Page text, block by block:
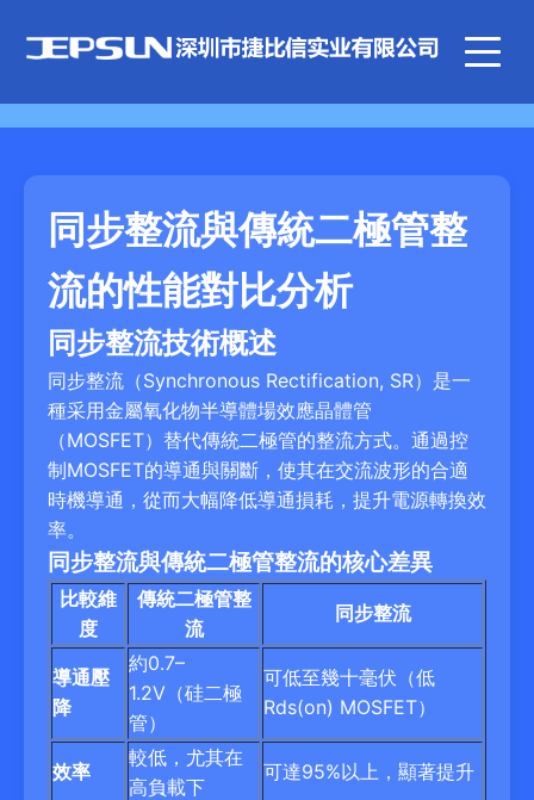
同步整流與傳統二極管整
流的性能對比分析
同步整流技術概述
同步整流（Synchronous Rectification, SR）是一
種采用金屬氧化物半導體場效應晶體管
（MOSFET）替代傳統二極管的整流方式。通過控
制MOSFET的導通與關斷，使其在交流波形的合適
時機導通，從而大幅降低導通損耗，提升電源轉換效
率。
同步整流與傳統二極管整流的核心差異
比較維
度
傳統二極管整
流
同步整流
導通壓
降
約0.7–
1.2V（硅二極
管）
可低至幾十毫伏（低
Rds(on) MOSFET）
效率
較低，尤其在
高負載下
可達95%以上，顯著提升